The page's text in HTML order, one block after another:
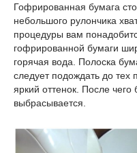
Гофрированная бумага
небольшого рулончика
процедуры вам
гофрированной бумаги
горячая вода. Полоска
следует подождать до тех
яркий оттенок. После чего
выбрасывается.